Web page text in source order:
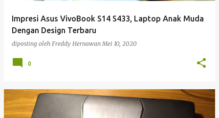
Impresi Asus VivoBook S14 S433, Laptop Anak Muda
Dengan Design Terbaru
diposting oleh Freddy Hernawan Mei 10, 2020
0